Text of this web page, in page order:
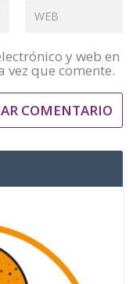
y web en
que comente.